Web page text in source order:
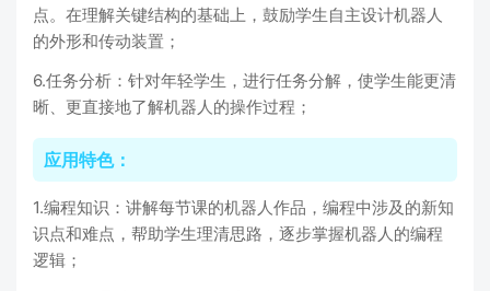
点。在理解关键结构的基础上，鼓励学生自主设计机器人
的外形和传动装置；
6.任务分析：针对年轻学生，进行任务分解，使学生能更清
晰、更直接地了解机器人的操作过程；
应用特色：
1.编程知识：讲解每节课的机器人作品，编程中涉及的新知
识点和难点，帮助学生理清思路，逐步掌握机器人的编程
逻辑；